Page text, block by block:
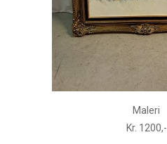
Maleri
Kr. 1200,-